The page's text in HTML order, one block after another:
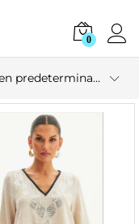
0
Orden predeterminado